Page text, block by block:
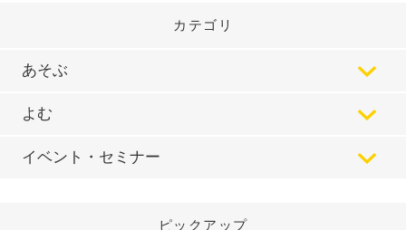
カテゴリ
あそぶ
よむ
イベント・セミナー
ピックアップ